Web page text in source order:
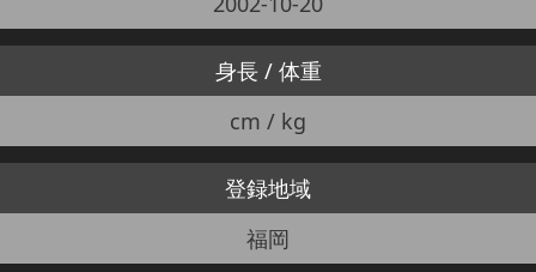
身長 / 体重
cm / kg
登録地域
福岡